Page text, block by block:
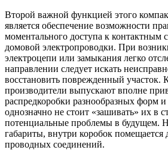
Второй важной функцией этого
является обеспечение возможности
моментального доступа к контактным
домовой электропроводки. При
электроцепи или замыкания легко
направлении следует искать
восстановить поврежденный участок.
производители выпускают вполне
распредкоробки разнообразных форм
однозначно не стоит «зашивать» их в
потенциальные проблемы в будущем.
габариты, внутри коробок помещается
проводных соединений.